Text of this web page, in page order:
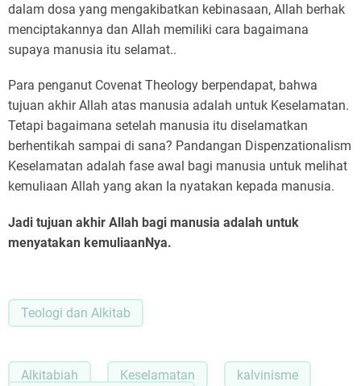
dalam dosa yang mengakibatkan kebinasaan, Allah berhak
menciptakannya dan Allah memiliki cara bagaimana
supaya manusia itu selamat..
Para penganut Covenat Theology berpendapat, bahwa
tujuan akhir Allah atas manusia adalah untuk Keselamatan.
Tetapi bagaimana setelah manusia itu diselamatkan
berhentikah sampai di sana? Pandangan Dispenzationalism
Keselamatan adalah fase awal bagi manusia untuk melihat
kemuliaan Allah yang akan Ia nyatakan kepada manusia.
Jadi tujuan akhir Allah bagi manusia adalah untuk
menyatakan kemuliaanNya.
Teologi dan Alkitab
Alkitabiah Keselamatan
kalvinisme